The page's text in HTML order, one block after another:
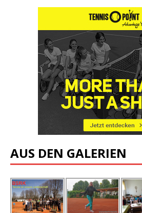
AUS DEN GALERIEN